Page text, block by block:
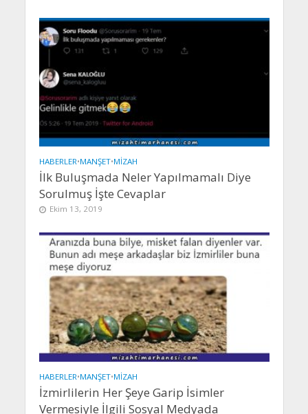
HABERLER•MANŞET•MIZAH
İlk Buluşmada Neler Yapılmamalı Diye
Sorulmuş İşte Cevaplar
Ekim 13, 2019
HABERLER•MANŞET•MIZAH
İzmirlilerin Her Şeye Garip İsimler
Vermesiyle İlgili Sosyal Medyada